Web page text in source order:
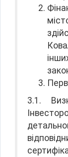
3.1.